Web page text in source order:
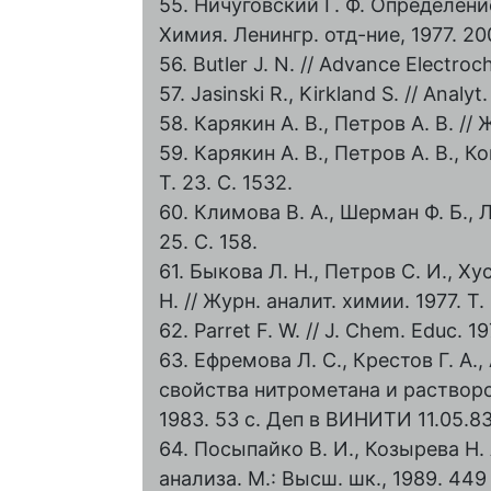
Химия. Ленингр. отд-ние, 1977.
56. Butler J. N. // Advance
57. Jasinski R., Kirkland S. //
58. Карякин А. В., Петров А. В. //
59. Карякин А. В., Петров А. В.,
Т. 23. С. 1532.
60. Климова В. А., Шерман Ф. Б.,
25. С. 158.
61. Быкова Л. Н., Петров С. И.,
Н. // Журн. аналит. химии. 1977.
62. Parret F. W. // J. Chem. Educ.
63. Ефремова Л. С., Крестов Г.
свойства нитрометана и
1983. 53 с. Деп в ВИНИТИ
64. Посыпайко В. И., Козырева
анализа. М.: Высш. шк., 1989. 449